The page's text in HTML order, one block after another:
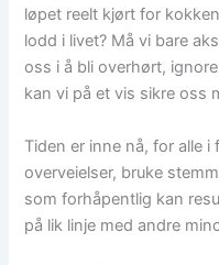
løpet reelt kjørt for
lodd i livet? Må vi bare
oss i å bli overhørt,
kan vi på et vis sikre oss
Tiden er inne nå, for alle
overveielser, bruke
som forhåpentlig kan
på lik linje med andre